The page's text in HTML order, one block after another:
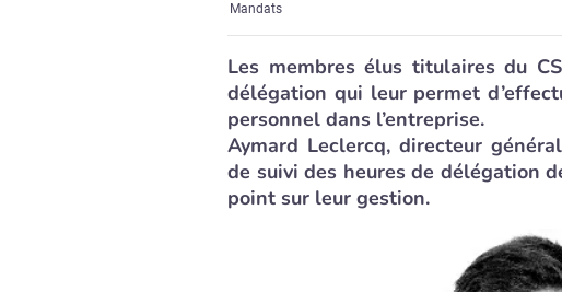
Mandats
Les membres élus titulaires du
délégation qui leur permet
personnel dans l’entreprise.
Aymard Leclercq, directeur
de suivi des heures de délégation
point sur leur gestion.